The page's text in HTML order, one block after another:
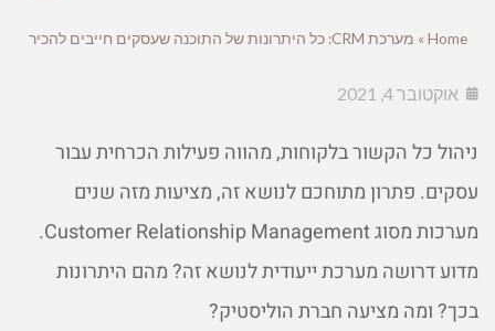
Home
» מערכת CRM: כל היתרונות של התוכנה שעסקים חייבים להכיר
אוקטובר 4, 2021
ניהול כל הקשור בלקוחות, מהווה פעילות הכרחית עבור
עסקים. פתרון מתוחכם לנושא זה, מציעות מזה שנים
מערכות מסוג Customer Relationship Management.
מדוע דרושה מערכת ייעודית לנושא זה? מהם היתרונות
בכך? ומה מציעה חברת הוליסטיק?